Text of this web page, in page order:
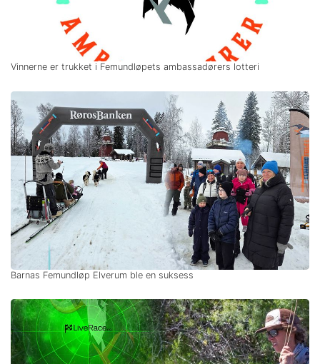
Vinnerne er trukket i Femundløpets ambassadørers lotteri
Barnas Femundløp Elverum ble en suksess